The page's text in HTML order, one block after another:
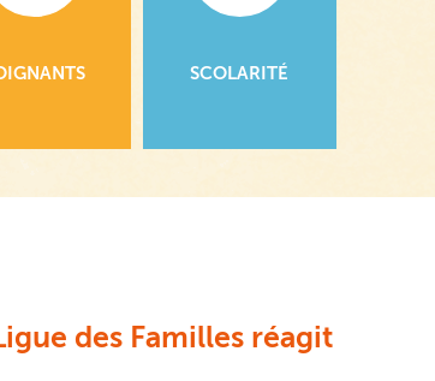
SCOLARITÉ
des Familles réagit